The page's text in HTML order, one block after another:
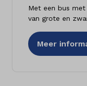
Met een bus
van grote en
Meer